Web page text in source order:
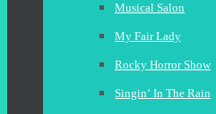
Musical Salon
My Fair Lady
Rocky Horror Show
Singin‘ In The Rain